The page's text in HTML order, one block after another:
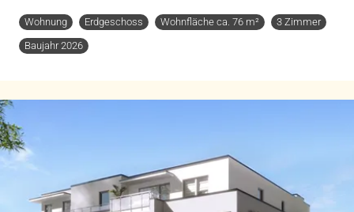
Wohnung Erdgeschoss Wohnfläche ca. 76 m²
3 Zimmer
Baujahr 2026